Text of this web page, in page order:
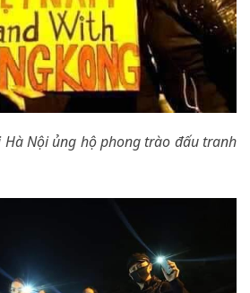
Nội ủng hộ phong trào đấu tranh